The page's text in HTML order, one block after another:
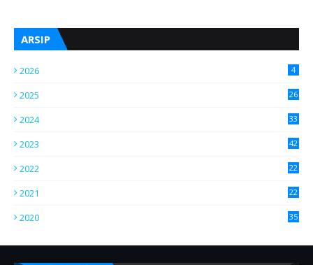
ARSIP
2026 4
2025 26
2024 33
2023 42
2022 22
2021 22
2020 35